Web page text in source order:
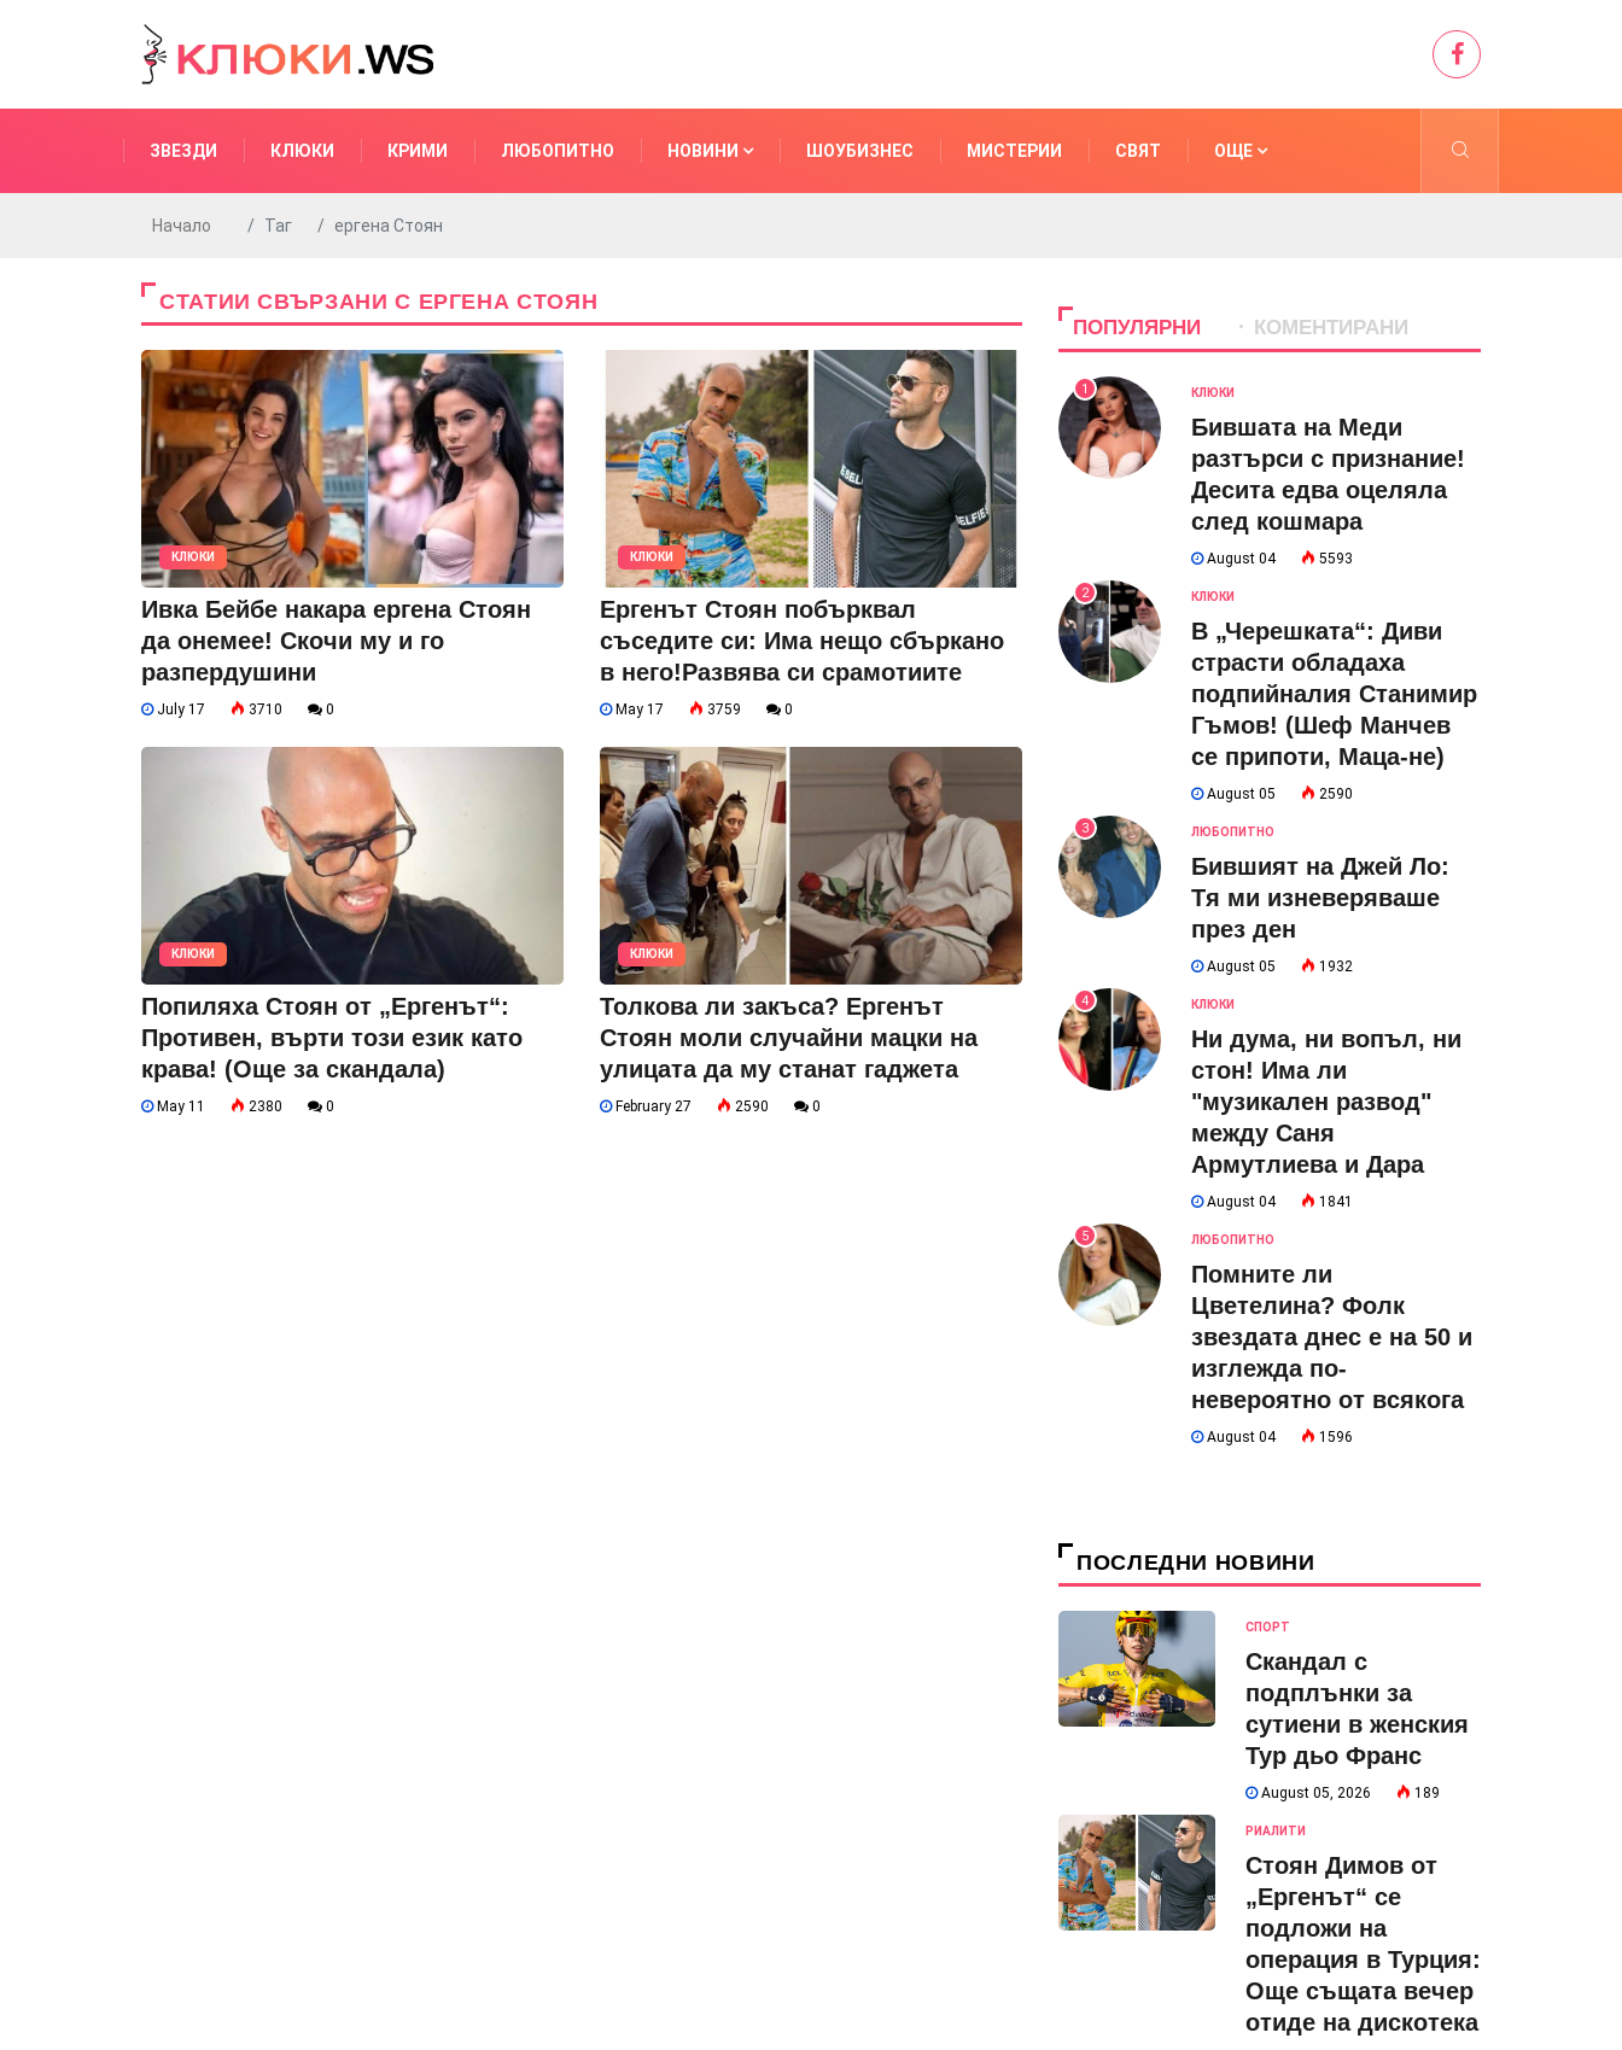
ЗВЕЗДИ КЛЮКИ КРИМИ ЛЮБОПИТНО НОВИНИ ШОУБИЗНЕС МИСТЕРИИ СВЯТ ОЩЕ
Начало Таг ергена Стоян
СТАТИИ СВЪРЗАНИ С ЕРГЕНА СТОЯН
КЛЮКИ
Ивка Бейбе накара ергена Стоян
да онемее! Скочи му и го
разпердушини
July 17 3710 0
КЛЮКИ
Ергенът Стоян побърквал
съседите си: Има нещо сбъркано
в него!Развява си срамотиите
May 17 3759 0
КЛЮКИ
Попиляха Стоян от „Ергенът“:
Противен, върти този език като
крава! (Още за скандала)
May 11 2380 0
КЛЮКИ
Толкова ли закъса? Ергенът
Стоян моли случайни мацки на
улицата да му станат гаджета
February 27 2590 0
ПОПУЛЯРНИ КОМЕНТИРАНИ
1 КЛЮКИ
Бившата на Меди
разтърси с признание!
Десита едва оцеляла
след кошмара
August 04 5593
2 КЛЮКИ
В „Черешката“: Диви
страсти обладаха
подпийналия Станимир
Гъмов! (Шеф Манчев
се припоти, Маца-не)
August 05 2590
3 ЛЮБОПИТНО
Бившият на Джей Ло:
Тя ми изневеряваше
през ден
August 05 1932
4 КЛЮКИ
Ни дума, ни вопъл, ни
стон! Има ли
"музикален развод"
между Саня
Армутлиева и Дара
August 04 1841
5 ЛЮБОПИТНО
Помните ли
Цветелина? Фолк
звездата днес е на 50 и
изглежда по-
невероятно от всякога
August 04 1596
ПОСЛЕДНИ НОВИНИ
СПОРТ
Скандал с
подплънки за
сутиени в женския
Тур дьо Франс
August 05, 2026 189
РИАЛИТИ
Стоян Димов от
„Ергенът“ се
подложи на
операция в Турция:
Още същата вечер
отиде на дискотека